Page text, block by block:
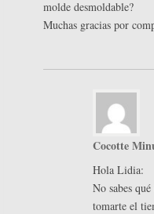
molde desmoldable?
Muchas gracias por
Cocotte
Hola Lidia:
No sabes
tomarte el